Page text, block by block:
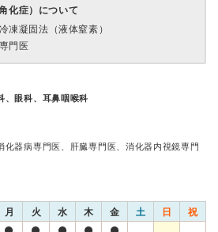
化症）について
凍凝固法（液体窒素）
門医
、眼科、耳鼻咽喉科
化器病専門医、肝臓専門医、消化器内視鏡専門
月 火 水 木 金 土 日 祝